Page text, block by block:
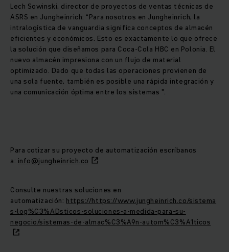
Lech Sowinski, director de proyectos de ventas técnicas de
ASRS en Jungheinrich: “Para nosotros en Jungheinrich, la
intralogística de vanguardia significa conceptos de almacén
eficientes y económicos. Esto es exactamente lo que ofrece
la solución que diseñamos para Coca-Cola HBC en Polonia. El
nuevo almacén impresiona con un flujo de material
optimizado. Dado que todas las operaciones provienen de
una sola fuente, también es posible una rápida integración y
una comunicación óptima entre los sistemas ".
Para cotizar su proyecto de automatización escríbanos
a: info@jungheinrich.co
Consulte nuestras soluciones en
automatización: https://https://www.jungheinrich.co/sistema
s-log%C3%ADsticos-soluciones-a-medida-para-su-
negocio/sistemas-de-almac%C3%A9n-autom%C3%A1ticos